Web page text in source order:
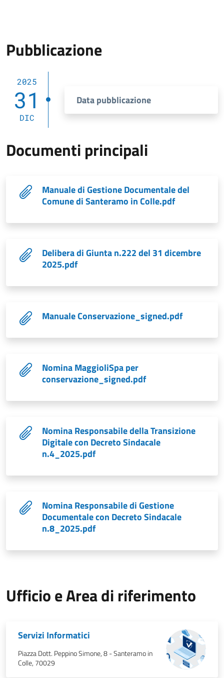
Pubblicazione
2025
31
DIC
Data pubblicazione
Documenti principali
Manuale di Gestione Documentale del
Comune di Santeramo in Colle.pdf
Delibera di Giunta n.222 del 31 dicembre
2025.pdf
Manuale Conservazione_signed.pdf
Nomina MaggioliSpa per
conservazione_signed.pdf
Nomina Responsabile della Transizione
Digitale con Decreto Sindacale
n.4_2025.pdf
Nomina Responsabile di Gestione
Documentale con Decreto Sindacale
n.8_2025.pdf
Ufficio e Area di riferimento
Servizi Informatici
Piazza Dott. Peppino Simone, 8 - Santeramo in
Colle, 70029